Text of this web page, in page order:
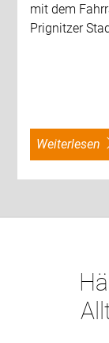
mit dem
Prignitzer
weiterlesen